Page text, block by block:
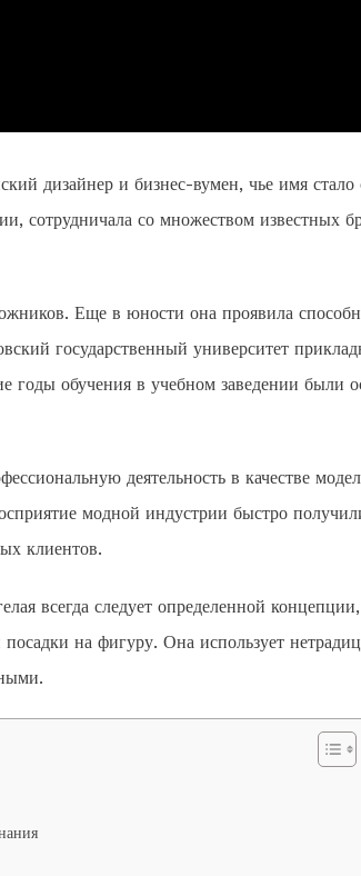
дизайнер и бизнес-вумен, чье имя
сотрудничала со множеством известных
Еще в юности она проявила
государственный университет
годы обучения в учебном заведении были
деятельность в качестве
модной индустрии быстро
клиентов.
всегда следует определенной
посадки на фигуру. Она использует